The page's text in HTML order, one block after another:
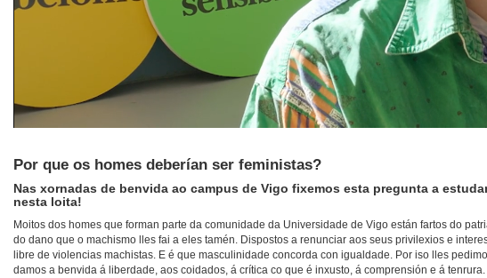
Por que os homes deberían ser feministas?
Nas xornadas de benvida ao campus de Vigo fixemos esta pregunta a
nesta loita!
Moitos dos homes que forman parte da comunidade da Universidade de Vigo están fartos do
do dano que o machismo lles fai a eles tamén. Dispostos a renunciar aos seus privilexios e
libre de violencias machistas. E é que masculinidade concorda con igualdade. Por iso lles
damos a benvida á liberdade, aos coidados, á crítica co que é inxusto, á comprensión e á